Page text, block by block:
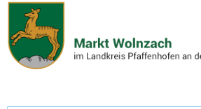
Zum Inhalt,zur Navigation